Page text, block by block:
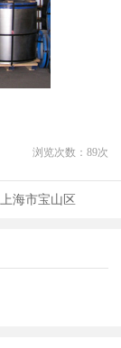
浏览次数： 89次
上海市宝山区